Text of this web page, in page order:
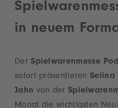
in neuem
Der Spielwarenmesse
sofort präsentieren Selina
Jahn von der
Monat die wichtigsten